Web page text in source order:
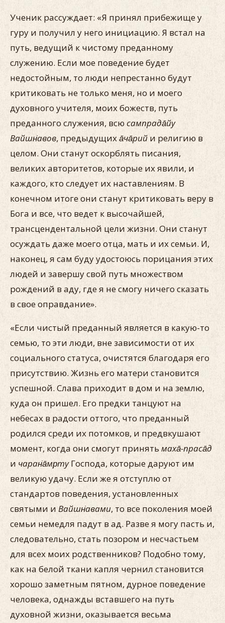
Ученик рассуждает: «Я принял прибежище у
гуру и получил у него инициацию. Я встал на
путь, ведущий к чистому преданному
служению. Если мое поведение будет
недостойным, то люди непрестанно будут
критиковать не только меня, но и моего
духовного учителя, моих божеств, путь
преданного служения, всюсампрада̄йу
Вайшн̇авов, предыдущиха̄ча̄рий и религию в
целом. Они станут оскорблять писания,
великих авторитетов, которые их явили, и
каждого, кто следует их наставлениям. В
конечном итоге они станут критиковать веру в
Бога и все, что ведет к высочайшей,
трансцендентальной цели жизни. Они станут
осуждать даже моего отца, мать и их семьи. И,
наконец, я сам буду удостоюсь порицания этих
людей и завершу свой путь множеством
рождений в аду, где я не смогу ничего сказать
в свое оправдание».
«Если чистый преданный является в какую-то
семью, то эти люди, вне зависимости от их
социального статуса, очистятся благодаря его
присутствию. Жизнь его матери становится
успешной. Слава приходит в дом и на землю,
куда он пришел. Его предки танцуют на
небесах в радости оттого, что преданный
родился среди их потомков, и предвкушают
момент, когда они смогут принятьмаха̄-праса̄д
и чаран̇а̄мр̣туГоспода, которые даруют им
великую удачу. Если же я отступлю от
стандартов поведения, установленных
святыми и Вайшн̇авами, то все поколения моей
семьи немедля падут в ад. Разве я могу пасть и,
следовательно, стать позором и несчастьем
для всех моих родственников? Подобно тому,
как на белой ткани капля чернил становится
хорошо заметным пятном, дурное поведение
человека, однажды вставшего на путь
духовной жизни, оказывается весьма